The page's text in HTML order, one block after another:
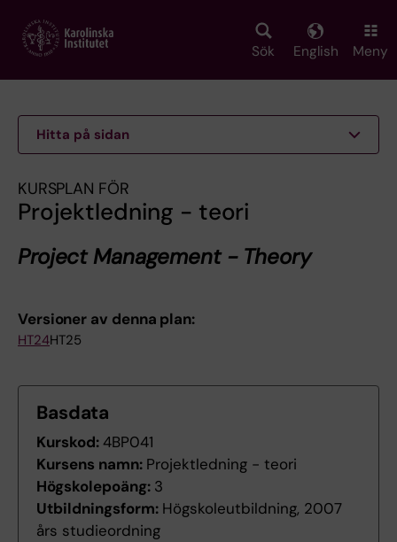
main
Sök English Meny
Hitta på sidan
KURSPLAN FÖR
Projektledning - teori
Project Management - Theory
Versioner av denna plan:
HT24HT25
Basdata
Kurskod:4BP041
Kursens namn: Projektledning - teori
Högskolepoäng: 3
Utbildningsform: Högskoleutbildning, 2007
års studieordning